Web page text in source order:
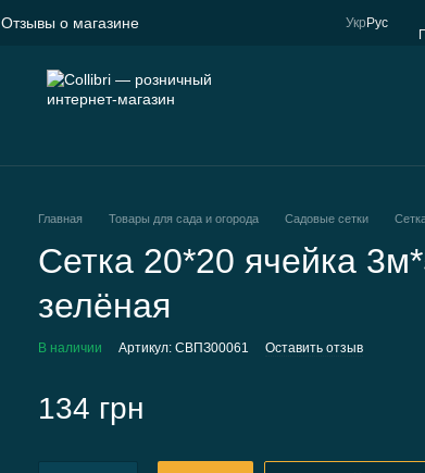
Отзывы о магазине
Укр Рус
Главная Товары для сада и огорода Садовые сетки
Сетка 20*20 ячейка
зелёная
В наличии Артикул: СВПЗ00061 Оставить отзыв
134 грн